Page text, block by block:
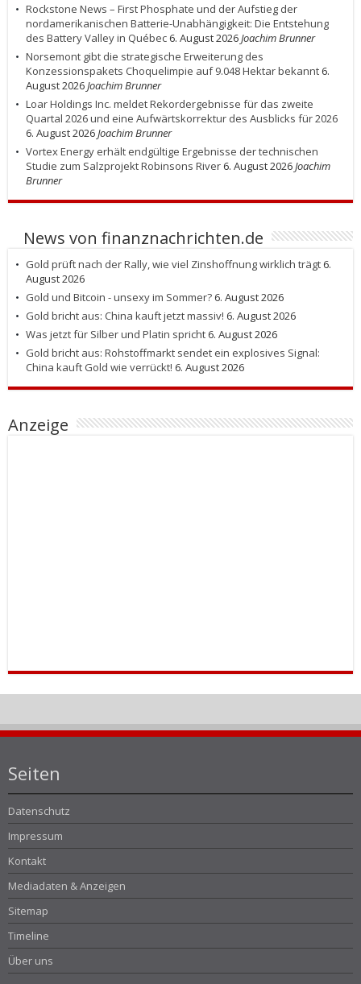
Rockstone News – First Phosphate und der Aufstieg der
nordamerikanischen Batterie-Unabhängigkeit: Die Entstehung
des Battery Valley in Québec 6. August 2026Joachim Brunner
Norsemont gibt die strategische Erweiterung des
Konzessionspakets Choquelimpie auf 9.048 Hektar bekannt 6.
August 2026Joachim Brunner
Loar Holdings Inc. meldet Rekordergebnisse für das zweite
Quartal 2026 und eine Aufwärtskorrektur des Ausblicks für 2026
6. August 2026Joachim Brunner
Vortex Energy erhält endgültige Ergebnisse der technischen
Studie zum Salzprojekt Robinsons River 6. August 2026Joachim
Brunner
News von finanznachrichten.de
Gold prüft nach der Rally, wie viel Zinshoffnung wirklich trägt 6.
August 2026
Gold und Bitcoin - unsexy im Sommer? 6. August 2026
Gold bricht aus: China kauft jetzt massiv! 6. August 2026
Was jetzt für Silber und Platin spricht 6. August 2026
Gold bricht aus: Rohstoffmarkt sendet ein explosives Signal:
China kauft Gold wie verrückt! 6. August 2026
Anzeige
Seiten
Datenschutz
Impressum
Kontakt
Mediadaten & Anzeigen
Sitemap
Timeline
Über uns